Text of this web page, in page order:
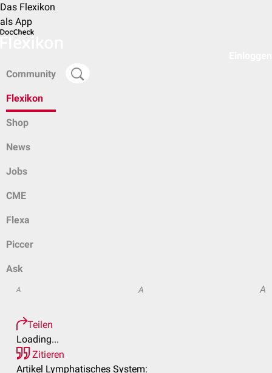
Das Flexikon
als App
Community
Flexikon
Shop
News
Jobs
CME
Flexa
Piccer
Ask
A A A
Teilen
Loading...
Zitieren
Artikel Lymphatisches System: